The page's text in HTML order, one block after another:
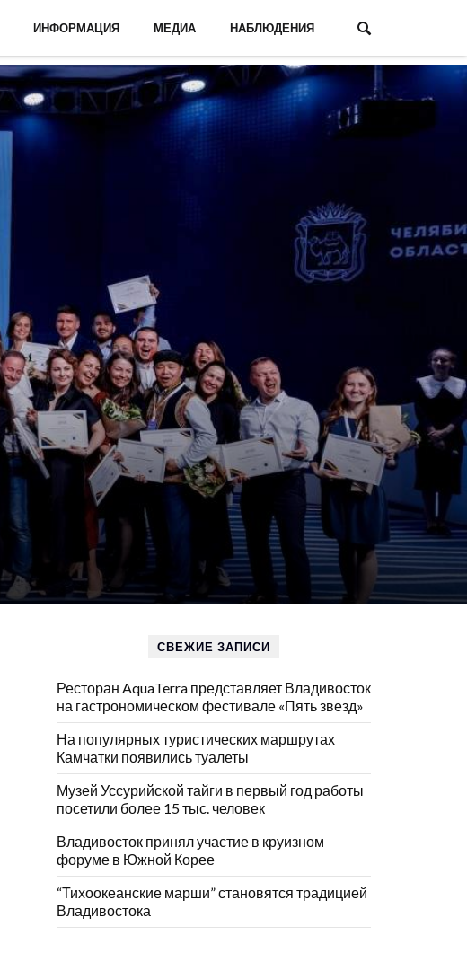
ИНФОРМАЦИЯ МЕДИА НАБЛЮДЕНИЯ
СВЕЖИЕ ЗАПИСИ
Ресторан AquaTerra представляет Владивосток
на гастрономическом фестивале «Пять звезд»
На популярных туристических маршрутах
Камчатки появились туалеты
Музей Уссурийской тайги в первый год работы
посетили более 15 тыс. человек
Владивосток принял участие в круизном
форуме в Южной Корее
“Тихоокеанские марши” становятся традицией
Владивостока